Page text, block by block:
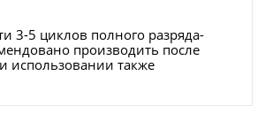
3-5 циклов полного разряда-
производить после
использовании также